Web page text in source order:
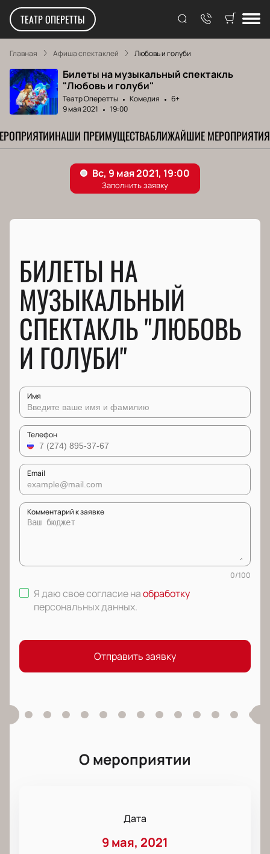
ТЕАТР ОПЕРЕТТЫ
Главная Афиша спектаклей Любовь и голуби
Билеты на музыкальный спектакль
"Любовь и голуби"
Театр Оперетты Комедия
6+
9 мая 2021
19:00
НАШИ ПРЕИМУЩЕСТВАБЛИЖАЙШИЕ МЕРОПРИЯТИЯ
БИЛЕТЫ НА
МУЗЫКАЛЬНЫЙ
СПЕКТАКЛЬ "ЛЮБОВЬ
И ГОЛУБИ"
Имя
Телефон
Email
Комментарий к заявке
0/100
Я даю свое согласие наобработку
персональных данных.
Отправить заявку
О мероприятии
Дата
9 мая, 2021